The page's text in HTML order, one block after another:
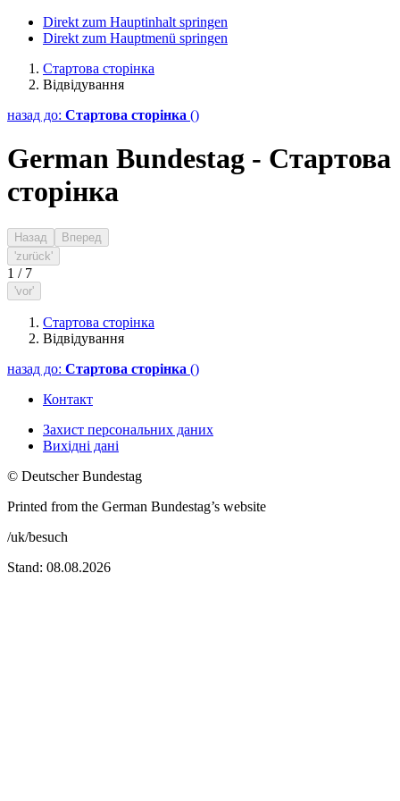
Direkt zum Hauptinhalt springen
Direkt zum Hauptmenü springen
Стартова сторінка
Відвідування
назад до: Стартова сторінка ()
German Bundestag - Стартова
сторінка
Назад
Вперед
'zurück'
1 / 7
'vor'
Стартова сторінка
Відвідування
назад до: Стартова сторінка ()
Контакт
Захист персональних даних
Вихідні дані
© Deutscher Bundestag
Printed from the German Bundestag’s website
/uk/besuch
Stand: 08.08.2026